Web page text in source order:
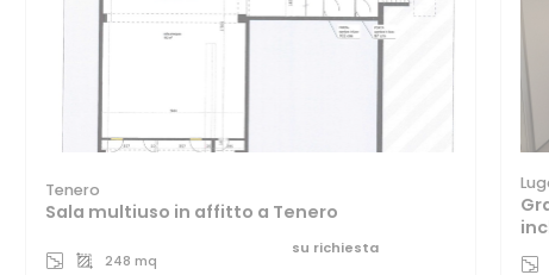
Tenero
Sala multiuso in affitto a Tenero
248 mq
su richiesta